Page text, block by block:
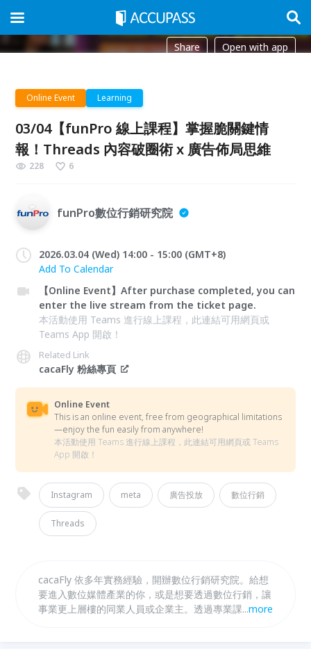
Share Open with app
Online Event Learning
03/04【funPro 線上課程】掌握脆關鍵情
報！Threads 內容破圈術 x 廣告佈局思維
228 6
funPro數位行銷研究院
2026.03.04 (Wed) 14:00 - 15:00 (GMT+8)
Add To Calendar
【Online Event】After purchase completed, you can
enter the live stream from the ticket page.
本活動使用 Teams 進行線上課程，此連結可用網頁或
Teams App 開啟！
Related Link
cacaFly 粉絲專頁
Online Event
This is an online event, free from geographical limitations
—enjoy the fun easily from anywhere!
本活動使用 Teams 進行線上課程，此連結可用網頁或 Teams
App 開啟！
Instagram meta 廣告投放 數位行銷
Threads
cacaFly 依多年實務經驗，開辦數位行銷研究院。給想
要進入數位媒體產業的你，或是想要透過數位行銷，讓
事業更上層樓的同業人員或企業主。透過專業課程內容
...more